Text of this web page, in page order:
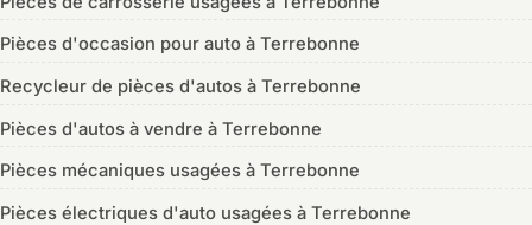
Pièces d'occasion pour auto à Terrebonne
Recycleur de pièces d'autos à Terrebonne
Pièces d'autos à vendre à Terrebonne
Pièces mécaniques usagées à Terrebonne
Pièces électriques d'auto usagées à Terrebonne